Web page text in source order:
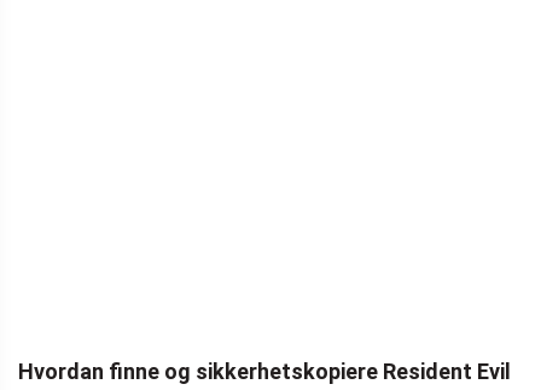
Hvordan finne og sikkerhetskopiere Resident Evil